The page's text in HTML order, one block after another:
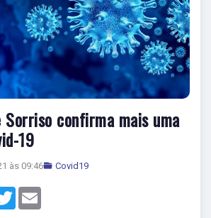
confirma mais uma
19
às 09:46 Covid19
Twitter